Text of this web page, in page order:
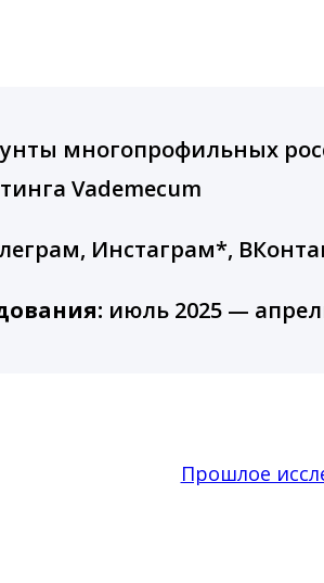
многопрофильных
Vademecum
Инстаграм*,
июль 2025 —
Прошлое